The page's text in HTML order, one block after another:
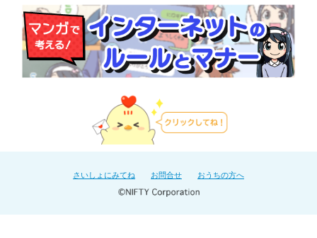
さいしょにみてね お問合せ おうちの方へ